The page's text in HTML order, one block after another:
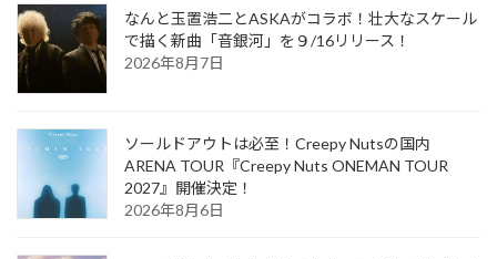
なんと玉置浩二とASKAがコラボ！壮大なスケール
で描く新曲「音銀河」を９/16リリース！
2026年8月7日
ソールドアウトは必至！Creepy Nutsの国内
ARENA TOUR『Creepy Nuts ONEMAN TOUR
2027』開催決定！
2026年8月6日